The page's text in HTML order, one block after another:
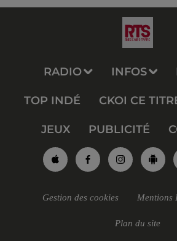
RADIO INFOS
TOP INDÉ CKOI CE
JEUX PUBLICITÉ
Gestion des cookies Mentions
Plan du site